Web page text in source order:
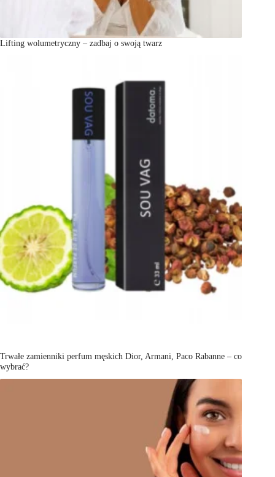
Lifting wolumetryczny – zadbaj o swoją twarz
Trwałe zamienniki perfum męskich Dior, Armani, Paco Rabanne – co
wybrać?